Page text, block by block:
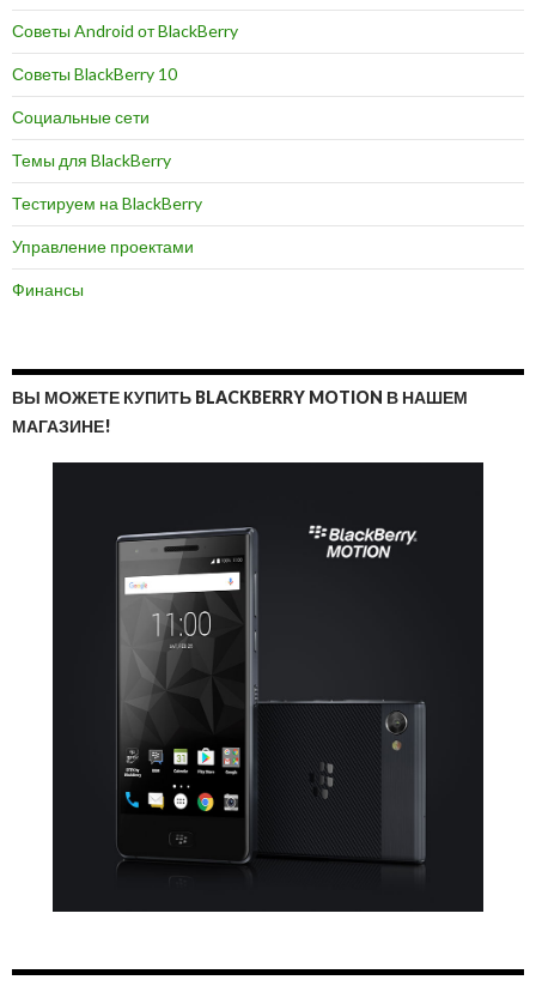
Советы Android от BlackBerry
Советы BlackBerry 10
Социальные сети
Темы для BlackBerry
Тестируем на BlackBerry
Управление проектами
Финансы
ВЫ МОЖЕТЕ КУПИТЬ BLACKBERRY MOTION В НАШЕМ
МАГАЗИНЕ!